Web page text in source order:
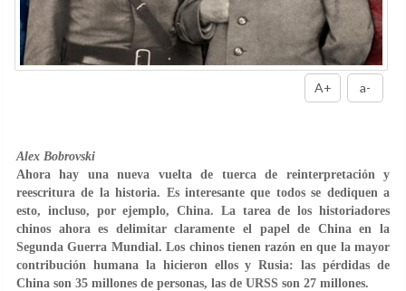
A+ a-
Alex Bobrovski
Ahora hay una nueva vuelta de tuerca de reinterpretación y
reescritura de la historia. Es interesante que todos se dediquen a
esto, incluso, por ejemplo, China. La tarea de los historiadores
chinos ahora es delimitar claramente el papel de China en la
Segunda Guerra Mundial. Los chinos tienen razón en que la mayor
contribución humana la hicieron ellos y Rusia: las pérdidas de
China son 35 millones de personas, las de URSS son 27 millones.